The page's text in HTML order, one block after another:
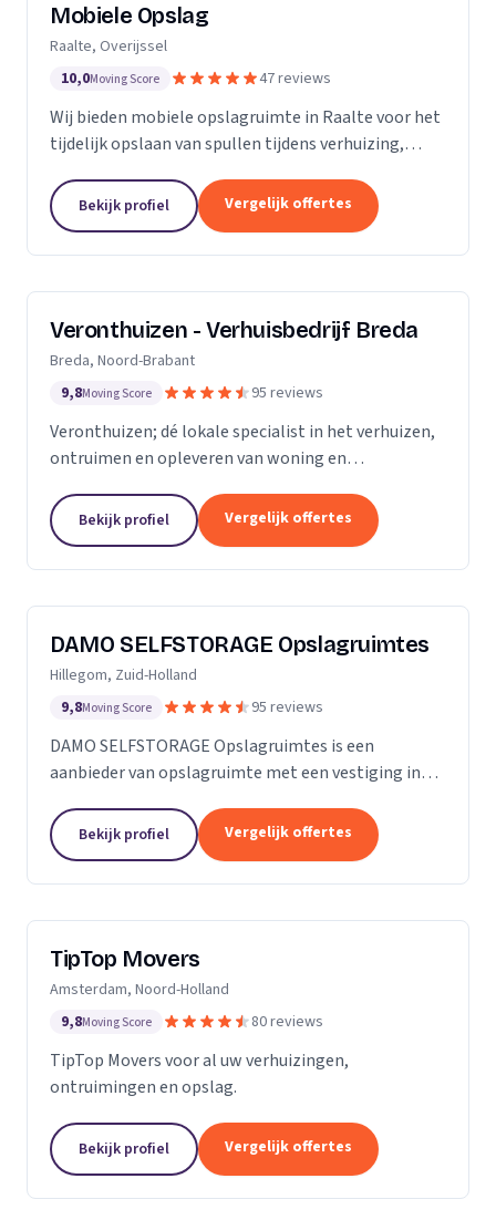
Mobiele Opslag
Raalte, Overijssel
10,0Moving Score 47 reviews
Wij bieden mobiele opslagruimte in Raalte voor het
tijdelijk opslaan van spullen tijdens verhuizing,
Bekijk profiel Vergelijk offertes
Veronthuizen - Verhuisbedrijf Breda
Breda, Noord-Brabant
9,8Moving Score 95 reviews
Veronthuizen; dé lokale specialist in het verhuizen,
ontruimen en opleveren van woning en
partner. Klanttevredenheid en een zorgeloze service
staat...
Bekijk profiel Vergelijk offertes
DAMO SELFSTORAGE Opslagruimtes
Hillegom, Zuid-Holland
9,8Moving Score 95 reviews
DAMO SELFSTORAGE Opslagruimtes is een
aanbieder van opslagruimte met een vestiging in
Bekijk profiel Vergelijk offertes
TipTop Movers
Amsterdam, Noord-Holland
9,8Moving Score 80 reviews
TipTop Movers voor al uw verhuizingen,
ontruimingen en opslag.
Bekijk profiel Vergelijk offertes